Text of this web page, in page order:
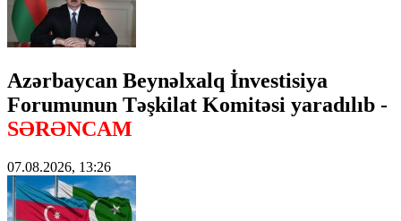
Azərbaycan Beynəlxalq İnvestisiya
Forumunun Təşkilat Komitəsi yaradılıb -
SƏRƏNCAM
07.08.2026, 13:26